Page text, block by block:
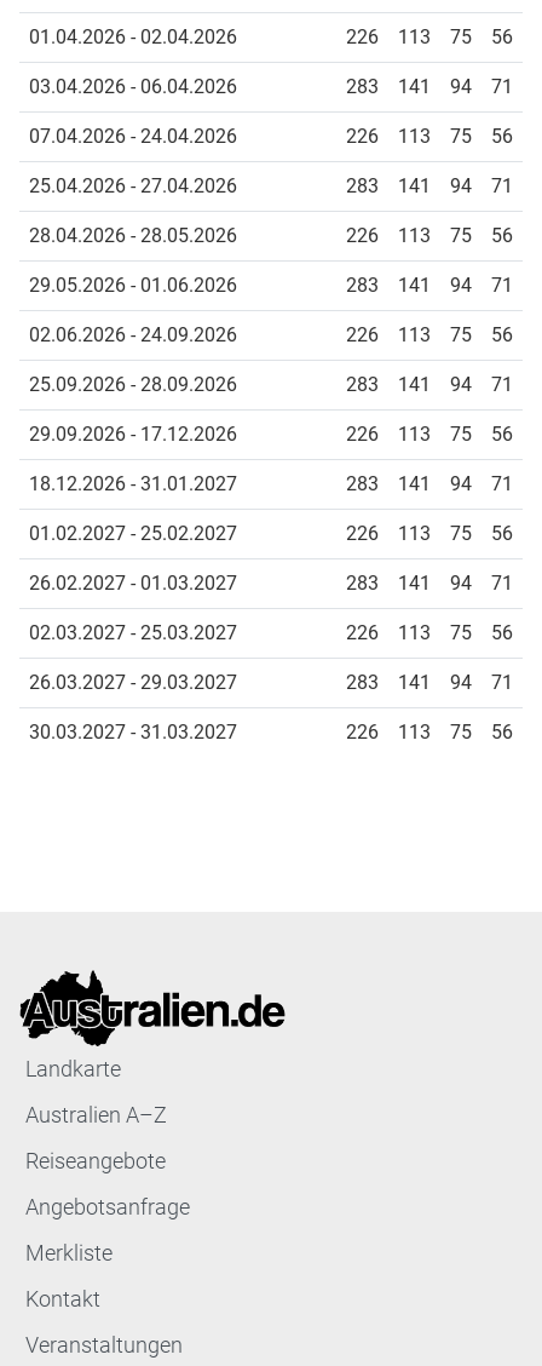
01.04.2026 - 02.04.2026 226 113 75 56
03.04.2026 - 06.04.2026 283 141 94 71
07.04.2026 - 24.04.2026 226 113 75 56
25.04.2026 - 27.04.2026 283 141 94 71
28.04.2026 - 28.05.2026 226 113 75 56
29.05.2026 - 01.06.2026 283 141 94 71
02.06.2026 - 24.09.2026 226 113 75 56
25.09.2026 - 28.09.2026 283 141 94 71
29.09.2026 - 17.12.2026 226 113 75 56
18.12.2026 - 31.01.2027 283 141 94 71
01.02.2027 - 25.02.2027 226 113 75 56
26.02.2027 - 01.03.2027 283 141 94 71
02.03.2027 - 25.03.2027 226 113 75 56
26.03.2027 - 29.03.2027 283 141 94 71
30.03.2027 - 31.03.2027 226 113 75 56
Landkarte
Australien A–Z
Reiseangebote
Angebotsanfrage
Merkliste
Kontakt
Veranstaltungen